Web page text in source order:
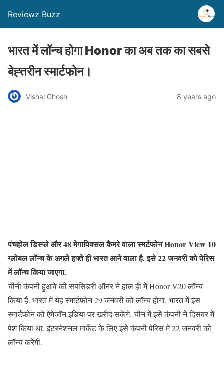
Reviewz Buzz
भारत में लॉन्च होगा Honor का अब तक का सबसे
बेह्तरीन स्मार्टफोन।
Vishal Ghosh 8 years ago
पंचहोल डिस्प्ले और 48 मेगापिक्सल कैमरे वाला स्मर्टफोन Honor View 10
ग्लोबल लॉन्च के अगले हफ्ते ही भारत आने वाला है. इसे 22 जनवरी को पेरिस
में लॉन्च किया जाएगा.
चीनी कंपनी हुआवे की सबसिडरी ऑनर ने हाल ही में Honor V20 लॉन्च
किया है. भारत में यह स्मार्टफोन 29 जनवरी को लॉन्च होगा. भारत में इस
स्मार्टफोन को ऐमेजॉन इंडिया पर खरीद सकेंगे. चीन में इसे कंपनी ने दिसंबर में
पेश किया था. इंटरनेशनल मार्केट के लिए इसे कंपनी पेरिस में 22 जनवरी को
लॉन्च करेगी.